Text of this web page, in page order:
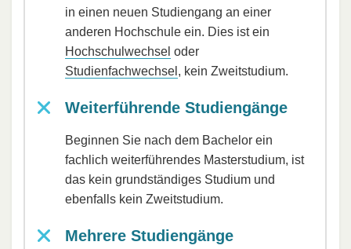
in einen neuen Studiengang an einer
anderen Hochschule ein. Dies ist ein
Hochschulwechsel oder
Studienfachwechsel , kein Zweitstudium.
Weiterführende Studiengänge
Beginnen Sie nach dem Bachelor ein
fachlich weiterführendes Masterstudium, ist
das kein grundständiges Studium und
ebenfalls kein Zweitstudium.
Mehrere Studiengänge